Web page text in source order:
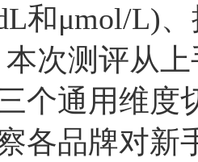
和μmol/L)
次测评从
个通用维度
各品牌对新